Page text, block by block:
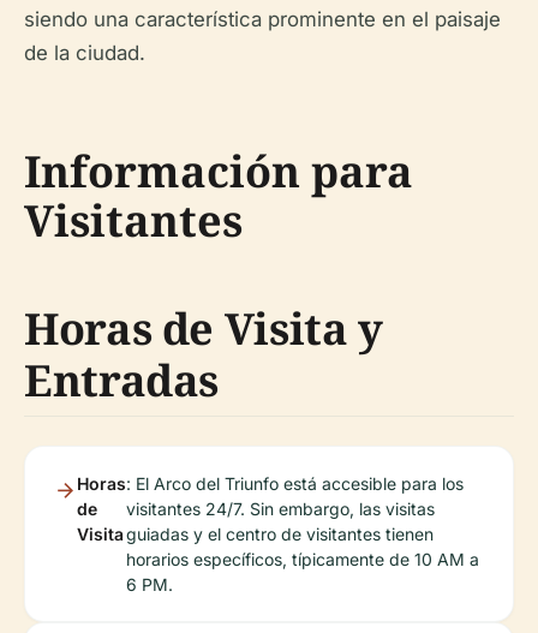
siendo una característica prominente en el paisaje
de la ciudad.
Información para
Visitantes
Horas de Visita y
Entradas
Horas
de
Visita
: El Arco del Triunfo está accesible para los
visitantes 24/7. Sin embargo, las visitas
guiadas y el centro de visitantes tienen
horarios específicos, típicamente de 10 AM a
6 PM.